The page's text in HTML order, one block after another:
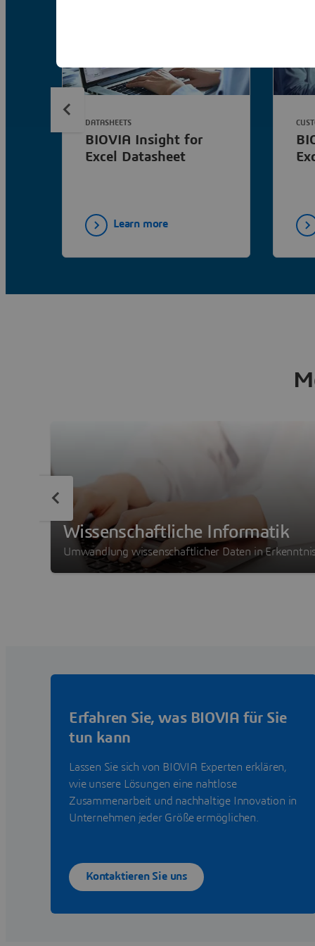
BIOVIA Insight for
Excel Datasheet
DATASHEETS
Learn more
Wissenschaftliche Informatik
Umwandlung wissenschaftlicher Daten in
Erfahren Sie, was BIOVIA für Sie
tun kann
Lassen Sie sich von BIOVIA Experten erklären,
wie unsere Lösungen eine nahtlose
Zusammenarbeit und nachhaltige Innovation in
Unternehmen jeder Größe ermöglichen.
Kontaktieren Sie uns